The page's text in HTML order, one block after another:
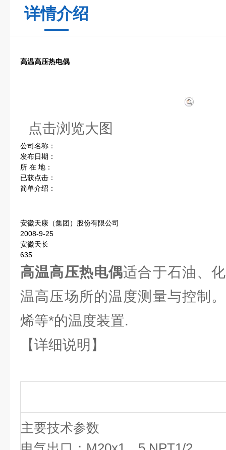
详情介绍
高温高压热电偶
点击浏览大图
公司名称：
发布日期：
所 在 地：
已获点击：
简单介绍：
安徽天康（集团）股份有限公司
2008-9-25
安徽天长
635
高温高压热电偶适合于石油、
温高压场所的温度测量与控制
烯等*的温度装置.
【详细说明】
主要技术参数